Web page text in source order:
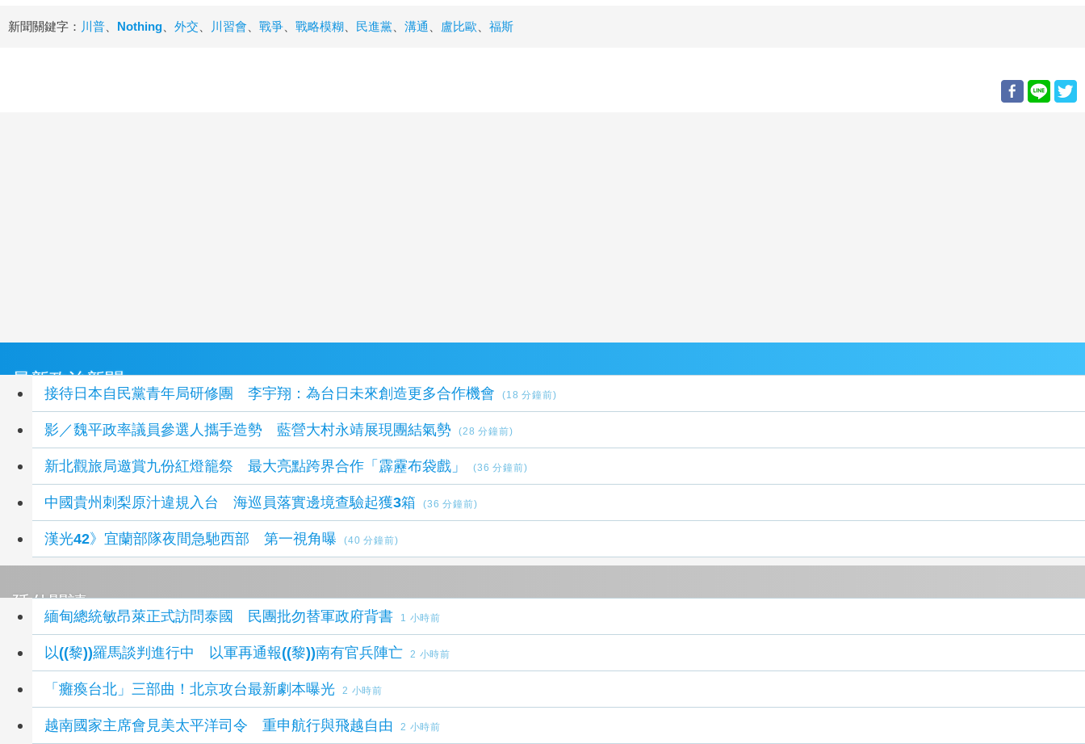
新聞關鍵字： 川普、 Nothing、 外交、 川習會、 戰爭、 戰略模糊、 民進黨、 溝通 、 盧比歐、 福斯
最新政治新聞
接待日本自民黨青年局研修團 李宇翔：為台日未來創造更多合作機會 (18 分鐘前)
影／魏平政率議員參選人攜手造勢 藍營大村永靖展現團結氣勢 (28 分鐘前)
新北觀旅局邀賞九份紅燈籠祭 最大亮點跨界合作「霹靂布袋戲」 (36 分鐘前)
中國貴州刺梨原汁違規入台 海巡員落實邊境查驗起獲3箱 (36 分鐘前)
漢光42》宜蘭部隊夜間急馳西部 第一視角曝 (40 分鐘前)
延伸閱讀
緬甸總統敏昂萊正式訪問泰國 民團批勿替軍政府背書 1 小時前
以((黎))羅馬談判進行中 以軍再通報((黎))南有官兵陣亡 2 小時前
「癱瘓台北」三部曲！北京攻台最新劇本曝光 2 小時前
越南國家主席會見美太平洋司令 重申航行與飛越自由 2 小時前